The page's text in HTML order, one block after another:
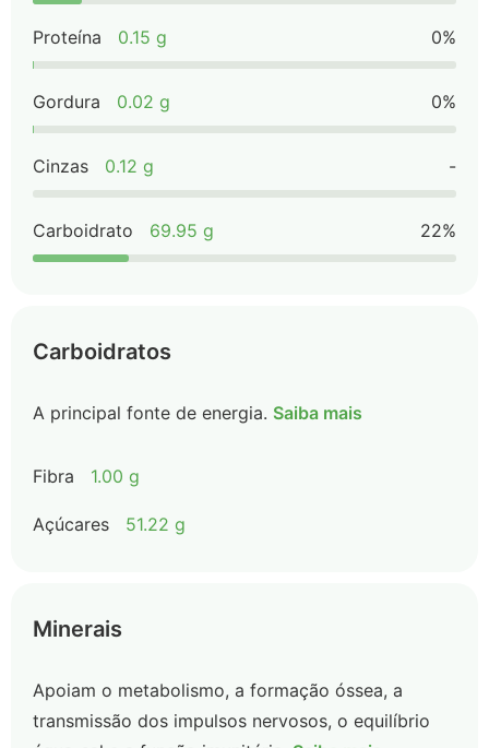
Proteína 0.15 g 0%
Gordura 0.02 g 0%
Cinzas 0.12 g -
Carboidrato 69.95 g 22%
Carboidratos
A principal fonte de energia. Saiba mais
Fibra 1.00 g
Açúcares 51.22 g
Minerais
Apoiam o metabolismo, a formação óssea, a
transmissão dos impulsos nervosos, o equilíbrio